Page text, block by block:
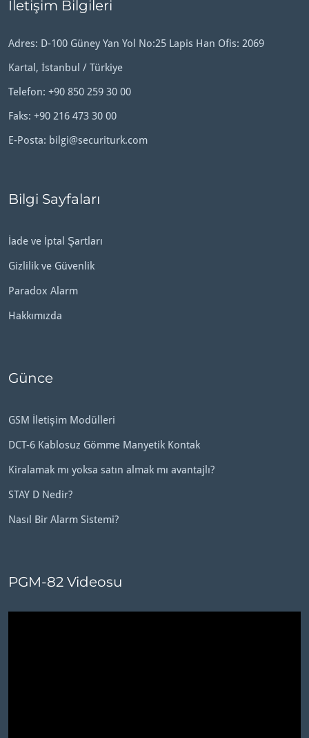
İletişim Bilgileri
Adres: D-100 Güney Yan Yol No:25 Lapis Han Ofis: 2069
Kartal, İstanbul / Türkiye
Telefon: +90 850 259 30 00
Faks: +90 216 473 30 00
E-Posta: bilgi@securiturk.com
Bilgi Sayfaları
İade ve İptal Şartları
Gizlilik ve Güvenlik
Paradox Alarm
Hakkımızda
Günce
GSM İletişim Modülleri
DCT-6 Kablosuz Gömme Manyetik Kontak
Kiralamak mı yoksa satın almak mı avantajlı?
STAY D Nedir?
Nasıl Bir Alarm Sistemi?
PGM-82 Videosu